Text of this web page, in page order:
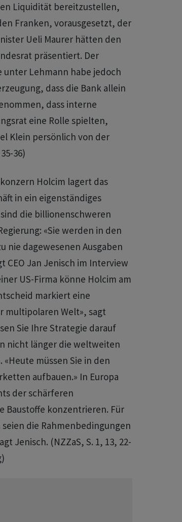
Liquidität bereitzustellen,
Franken, vorausgesetzt, der
Ueli Maurer hätten den
präsentiert. Der
unter Lehmann habe jedoch
dass die Bank allein
dass interne
eine Rolle spielten,
Klein persönlich von der
36)
Holcim lagert das
in ein eigenständiges
die billionenschweren
«Sie werden in den
nie dagewesenen Ausgaben
CEO Jan Jenisch im Interview
US-Firma könne Holcim am
markiert eine
multipolaren Welt», sagt
Sie Ihre Strategie darauf
nicht länger die weltweiten
müssen Sie in den
aufbauen.» In Europa
der schärferen
Baustoffe konzentrieren. Für
die Rahmenbedingungen
Jenisch. (NZZaS, S. 1, 13, 22-